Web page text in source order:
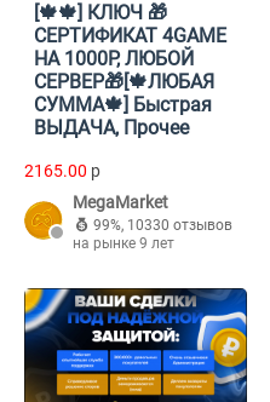
[🍁🍁] КЛЮЧ 🎁
СЕРТИФИКАТ 4GAME
НА 1000Р, ЛЮБОЙ
СЕРВЕР🎁[🍁ЛЮБАЯ
СУММА🍁] Быстрая
ВЫДАЧА, Прочее
2165.00 p
MegaMarket
99%, 10330 отзывов
на рынке 9 лет